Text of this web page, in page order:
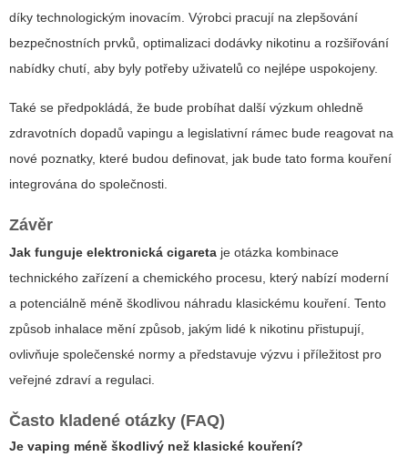
díky technologickým inovacím. Výrobci pracují na zlepšování
bezpečnostních prvků, optimalizaci dodávky nikotinu a rozšiřování
nabídky chutí, aby byly potřeby uživatelů co nejlépe uspokojeny.
Také se předpokládá, že bude probíhat další výzkum ohledně
zdravotních dopadů vapingu a legislativní rámec bude reagovat na
nové poznatky, které budou definovat, jak bude tato forma kouření
integrována do společnosti.
Závěr
Jak funguje elektronická cigareta je otázka kombinace
technického zařízení a chemického procesu, který nabízí moderní
a potenciálně méně škodlivou náhradu klasickému kouření. Tento
způsob inhalace mění způsob, jakým lidé k nikotinu přistupují,
ovlivňuje společenské normy a představuje výzvu i příležitost pro
veřejné zdraví a regulaci.
Často kladené otázky (FAQ)
Je vaping méně škodlivý než klasické kouření?